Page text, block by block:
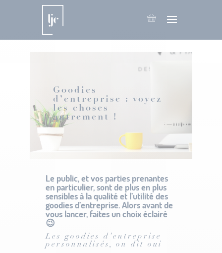
Goodies
d’entreprise : voyez
les choses
autrement !
Le public, et vos parties prenantes
en particulier, sont de plus en plus
sensibles à la qualité et l’utilité des
goodies d’entreprise. Alors avant de
vous lancer, faites un choix éclairé
😉
Les goodies d’entreprise
personnalisés, on dit oui